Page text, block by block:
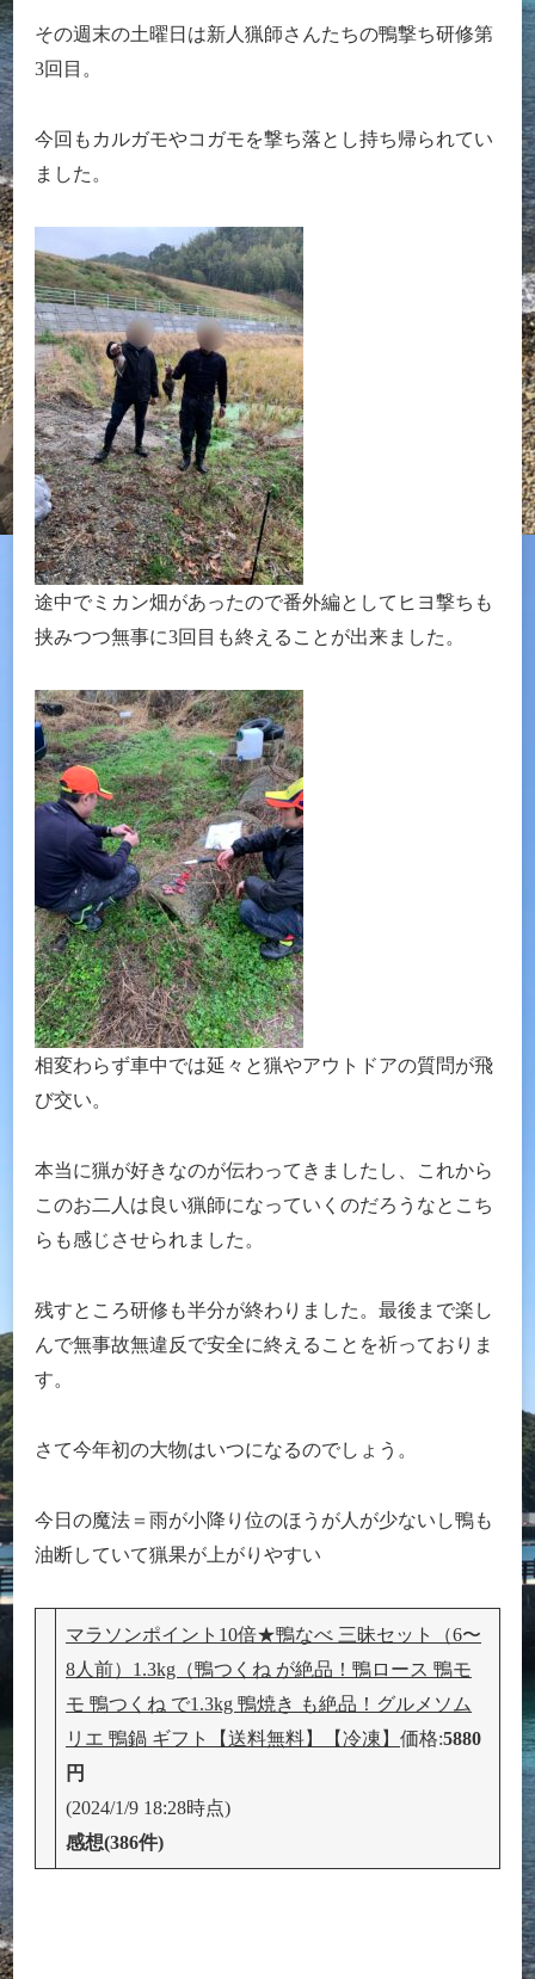
その週末の土曜日は新人猟師さんたちの鴨撃ち研修第
3回目。
今回もカルガモやコガモを撃ち落とし持ち帰られてい
ました。
途中でミカン畑があったので番外編としてヒヨ撃ちも
挟みつつ無事に3回目も終えることが出来ました。
相変わらず車中では延々と猟やアウトドアの質問が飛
び交い。
本当に猟が好きなのが伝わってきましたし、これから
このお二人は良い猟師になっていくのだろうなとこち
らも感じさせられました。
残すところ研修も半分が終わりました。最後まで楽し
んで無事故無違反で安全に終えることを祈っておりま
す。
さて今年初の大物はいつになるのでしょう。
今日の魔法＝雨が小降り位のほうが人が少ないし鴨も
油断していて猟果が上がりやすい
マラソンポイント10倍★鴨なべ 三昧セット（6〜
8人前）1.3kg（鴨つくね が絶品！鴨ロース 鴨モ
モ 鴨つくね で1.3kg 鴨焼き も絶品！グルメソム
リエ 鴨鍋 ギフト【送料無料】【冷凍】 価格:5880
円
(2024/1/9 18:28時点)
感想(386件)